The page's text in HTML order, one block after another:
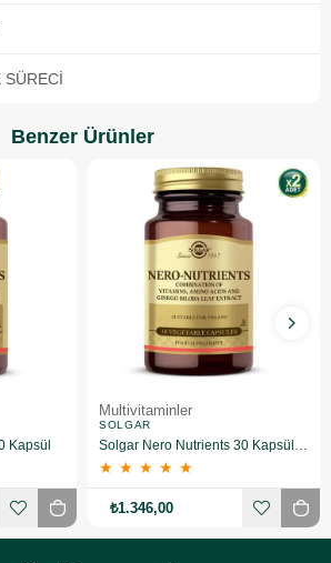
SÜRECI
Benzer Ürünler
Kapsül
Multivitaminler
SOLGAR
Solgar Nero Nutrients 30 Kapsül 2 Adet
★ ★ ★ ★ ★
₺1.346,00